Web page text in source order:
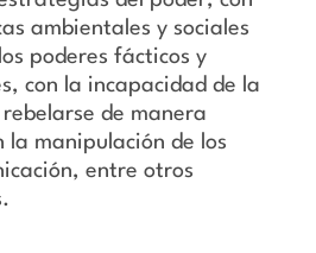
ambientales y sociales
poderes fácticos y
con la incapacidad de la
de manera
la manipulación de los
entre otros